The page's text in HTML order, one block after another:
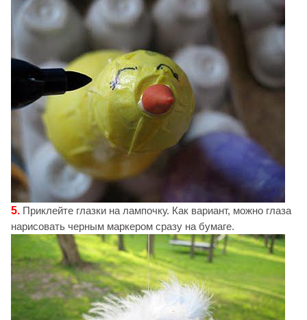
5. Приклейте глазки на лампочку. Как вариант, можно глаза
нарисовать черным маркером сразу на бумаге.